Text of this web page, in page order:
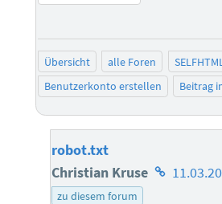
Übersicht alle Foren
Benutzerkonto erstellen
Beitrag
robot.txt
Christian Kruse Homepage
zu diesem forum